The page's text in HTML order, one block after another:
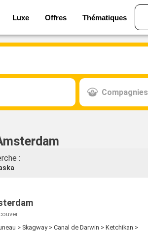
Luxe Offres Thématiques
Compagnies
:
> Skagway > Canal de Darwin > Ketchikan >